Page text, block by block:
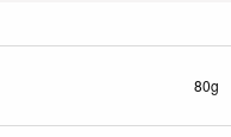
80g